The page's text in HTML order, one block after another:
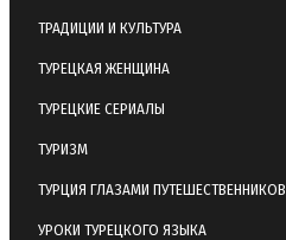
ТРАДИЦИИ И КУЛЬТУРА
ТУРЕЦКАЯ ЖЕНЩИНА
ТУРЕЦКИЕ СЕРИАЛЫ
ТУРИЗМ
ТУРЦИЯ ГЛАЗАМИ ПУТЕШЕСТВЕННИКОВ
УРОКИ ТУРЕЦКОГО ЯЗЫКА